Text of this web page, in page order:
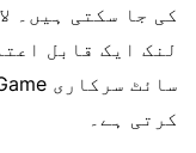
کی جا سکتی ہیں۔
لنک ایک قابل
کرتی ہے۔